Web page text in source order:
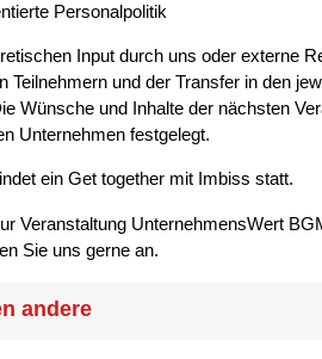
Personalpolitik
Input durch uns oder externe
Teilnehmern und der Transfer in den
Wünsche und Inhalte der nächsten
Unternehmen festgelegt.
ein Get together mit Imbiss statt.
Veranstaltung UnternehmensWert
Sie uns gerne an.
andere